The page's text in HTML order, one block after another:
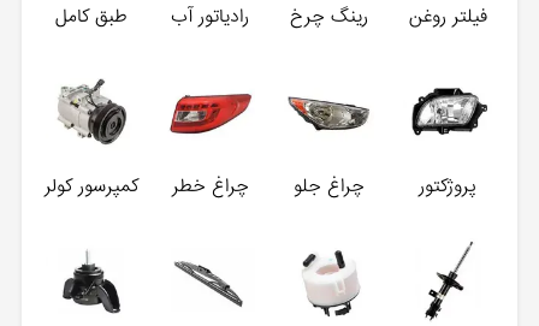
فیلتر روغن رینگ چرخ رادیاتور آب طبق کامل
پروژکتور چراغ جلو چراغ خطر کمپرسور کولر